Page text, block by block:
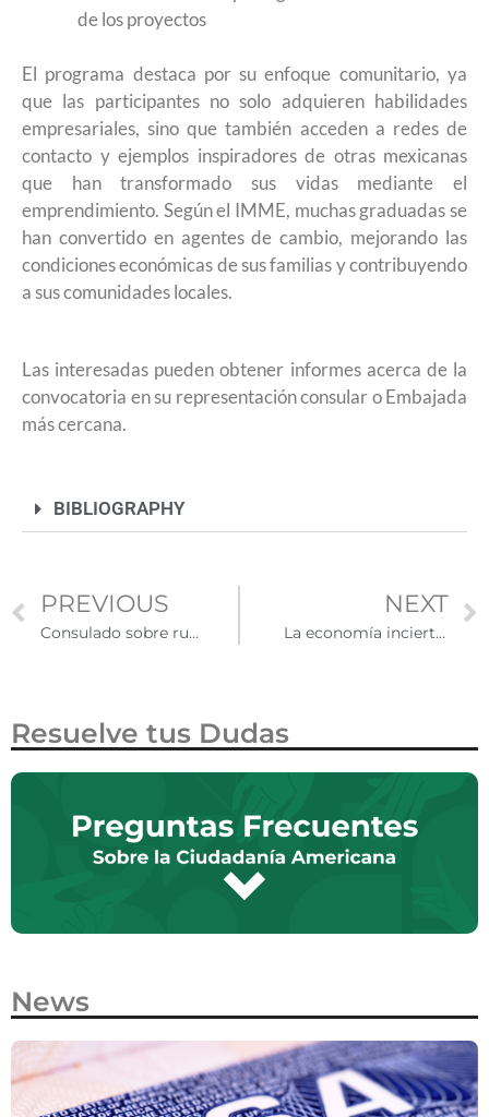
de los proyectos
El programa destaca por su enfoque comunitario, ya
que las participantes no solo adquieren habilidades
empresariales, sino que también acceden a redes de
contacto y ejemplos inspiradores de otras mexicanas
que han transformado sus vidas mediante el
emprendimiento. Según el IMME, muchas graduadas se
han convertido en agentes de cambio, mejorando las
condiciones económicas de sus familias y contribuyendo
a sus comunidades locales.
Las interesadas pueden obtener informes acerca de la
convocatoria en su representación consular o Embajada
más cercana.
BIBLIOGRAPHY
PREVIOUS
Consulado sobre ruedas facilita trámites a mexicanos en Nueva Jersey
NEXT
La economía incierta de los latinos en Carolina del Norte ante el nuevo gobierno
Resuelve tus Dudas
News